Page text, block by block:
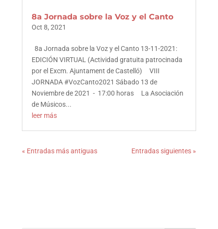
8a Jornada sobre la Voz y el Canto
Oct 8, 2021
8a Jornada sobre la Voz y el Canto 13-11-2021:
EDICIÓN VIRTUAL (Actividad gratuita patrocinada
por el Excm. Ajuntament de Castelló) VIII
JORNADA #VozCanto2021 Sábado 13 de
Noviembre de 2021 - 17:00 horas La Asociación
de Músicos...
leer más
« Entradas más antiguas Entradas siguientes »